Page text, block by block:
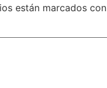
están marcados con